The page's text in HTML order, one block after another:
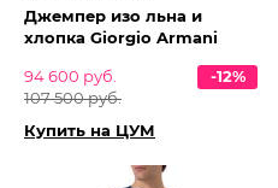
Джемпер изо льна и
хлопка Giorgio Armani
94 600 руб.
107 500 руб.
-12%
Купить на ЦУМ